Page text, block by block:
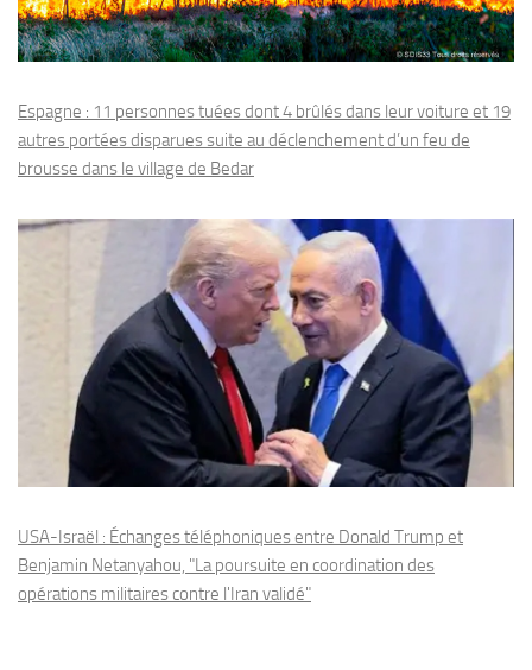
Espagne : 11 personnes tuées dont 4 brûlés dans leur voiture et 19
autres portées disparues suite au déclenchement d’un feu de
brousse dans le village de Bedar
USA-Israël : Échanges téléphoniques entre Donald Trump et
Benjamin Netanyahou, "La poursuite en coordination des
opérations militaires contre l'Iran validé"